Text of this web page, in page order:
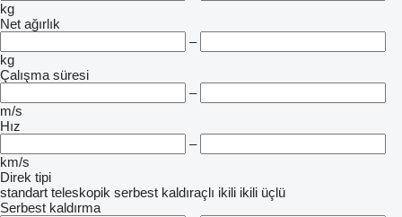
kg
Net ağırlık
–
kg
Çalışma süresi
–
m/s
Hız
–
km/s
Direk tipi
standart teleskopik serbest kaldıraçlı ikili ikili üçlü
Serbest kaldırma